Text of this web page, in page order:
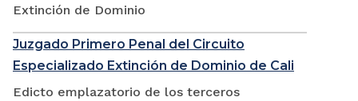
Extinción de Dominio
Juzgado Primero Penal del Circuito
Especializado Extinción de Dominio de Cali
Edicto emplazatorio de los terceros